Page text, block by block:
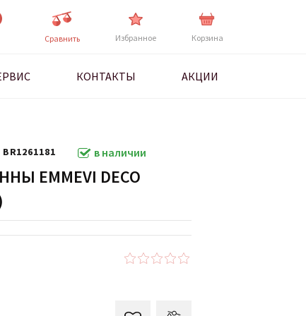
Cравнить Избранное Корзина
КОНТАКТЫ АКЦИИ
BR1261181 в наличии
EMMEVI DECO